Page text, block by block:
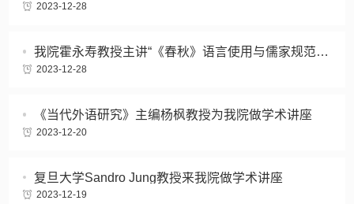
2023-12-28
我院霍永寿教授主讲“《春秋》语言使用与儒家规范语用学”专题讲座
2023-12-28
《当代外语研究》主编杨枫教授为我院做学术讲座
2023-12-20
复旦大学Sandro Jung教授来我院做学术讲座
2023-12-19